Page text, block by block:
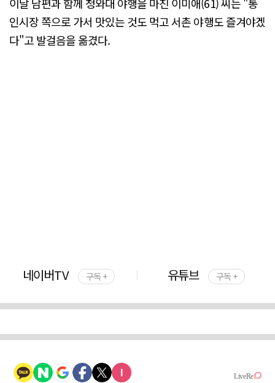
인시장 쪽으로 가서 맛있는 것도 먹고 서촌 야행도 즐겨야겠
다"고 발걸음을 옮겼다.
네이버TV 구독 + 유튜브 구독 +